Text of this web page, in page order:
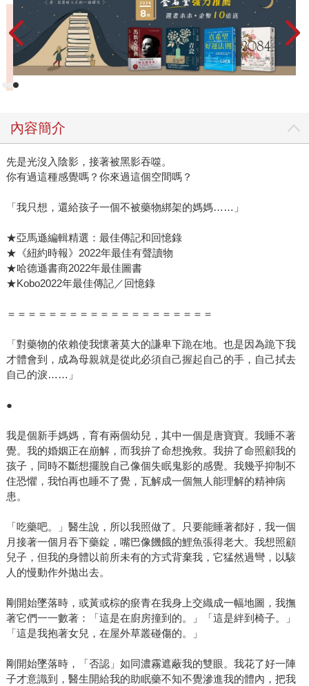
內容簡介
先是光沒入陰影，接著被黑影吞噬。
你有過這種感覺嗎？你來過這個空間嗎？
「我只想，還給孩子一個不被藥物綁架的媽媽……」
★亞馬遜編輯精選：最佳傳記和回憶錄
★《紐約時報》2022年最佳有聲讀物
★哈德遜書商2022年最佳圖書
★Kobo2022年最佳傳記／回憶錄
＝＝＝＝＝＝＝＝＝＝＝＝＝＝＝＝＝＝＝＝
「對藥物的依賴使我懷著莫大的謙卑下跪在地。也是因為跪下我
才體會到，成為母親就是從此必須自己握起自己的手，自己拭去
自己的淚……」
●
我是個新手媽媽，育有兩個幼兒，其中一個是唐寶寶。我睡不著
覺。我的婚姻正在崩解，而我拚了命想挽救。我拚了命照顧我的
孩子，同時不斷想擺脫自己像個失眠鬼影的感覺。我幾乎抑制不
住恐懼，我怕再也睡不了覺，瓦解成一個無人能理解的精神病
患。
「吃藥吧。」醫生說，所以我照做了。只要能睡著都好，我一個
月接著一個月吞下藥錠，嘴巴像饑餓的鯉魚張得老大。我想照顧
兒子，但我的身體以前所未有的方式背棄我，它猛然過彎，以駭
人的慢動作外拋出去。
剛開始墜落時，或黃或棕的瘀青在我身上交織成一幅地圖，我撫
著它們一一數著：「這是在廚房撞到的。」「這是絆到椅子。」
「這是我抱著女兒，在屋外草叢碰傷的。」
剛開始墜落時，「否認」如同濃霧遮蔽我的雙眼。我花了好一陣
子才意識到，醫生開給我的助眠藥不知不覺滲進我的體內，把我